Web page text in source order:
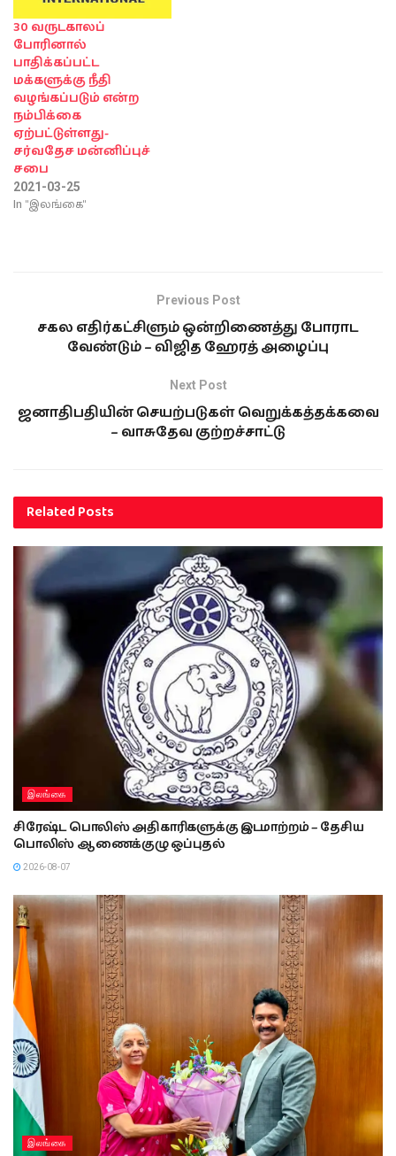
30 வருடகாலப்
போரினால்
பாதிக்கப்பட்ட
மக்களுக்கு நீதி
வழங்கப்படும் என்ற
நம்பிக்கை
ஏற்பட்டுள்ளது-
சர்வதேச மன்னிப்புச்
சபை
2021-03-25
In "இலங்கை"
Previous Post
சகல எதிர்கட்சிளும் ஒன்றிணைத்து போராட
வேண்டும் – விஜித ஹேரத் அழைப்பு
Next Post
ஜனாதிபதியின் செயற்படுகள் வெறுக்கத்தக்கவை
– வாசுதேவ குற்றச்சாட்டு
RelatedPosts
இலங்கை
சிரேஷ்ட பொலிஸ் அதிகாரிகளுக்கு இடமாற்றம் – தேசிய
பொலிஸ் ஆணைக்குழு ஒப்புதல்
2026-08-07
இலங்கை